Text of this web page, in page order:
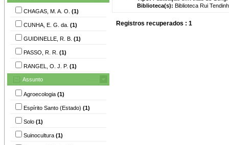
CHAGAS, M. A. O. (1)
CUNHA, E. G. da. (1)
GUIDINELLE, R. B. (1)
PASSO, R. R. (1)
RANGEL, O. J. P. (1)
Assunto
Agroecologia (1)
Espírito Santo (Estado) (1)
Solo (1)
Suinocultura (1)
Biblioteca(s): Biblioteca Rui
Registros recuperados : 1